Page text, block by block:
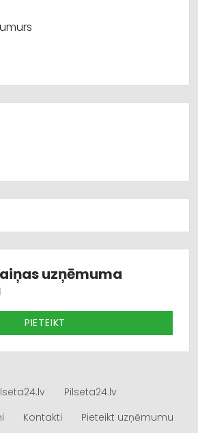
uzņēmuma
PIETEIKT
Pilseta24.lv
Kontakti Pieteikt uzņēmumu